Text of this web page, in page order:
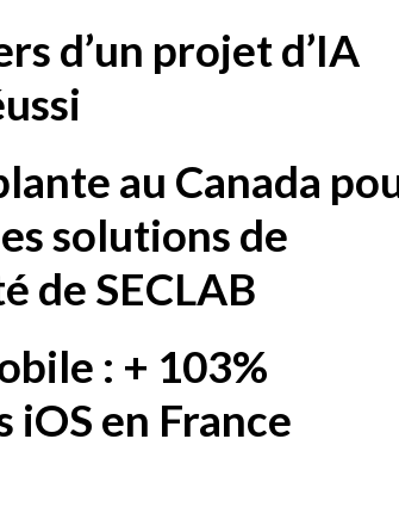
d’un projet d’IA
au Canada
solutions de
de SECLAB
: + 103%
iOS en France